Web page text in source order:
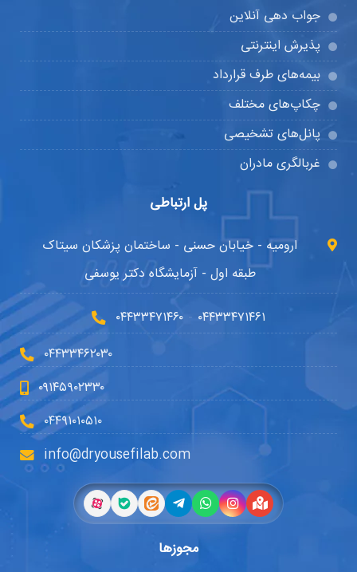
جواب دهی آنلاین
پذیرش اینترنتی
بیمه‌های طرف قرارداد
چکاپ‌های مختلف
پانل‌های تشخیصی
غربالگری مادران
پل ارتباطی
ارومیه - خیابان حسنی - ساختمان پزشکان سیتاک
طبقه اول - آزمایشگاه دکتر یوسفی
۰۴۴۳۳۴۷۱۴۶۰ - ۰۴۴۳۳۴۷۱۴۶۱
۰۴۴۳۳۴۶۲۰۳۰
۰۹۱۴۵۹۰۲۳۳۰
۰۴۴۹۱۰۱۰۵۱۰
info@dryousefilab.com
مجوزها